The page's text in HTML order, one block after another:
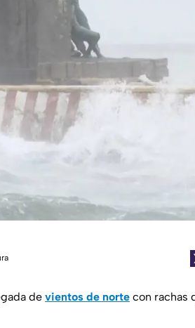
de vientos de norte con rachas